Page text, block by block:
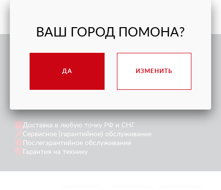
Доставка в любую точку РФ и СНГ
Сервисное (гарантийное) обслуживание
Послегарантийное обслуживание
Гарантия на технику
ВАШ ГОРОД ПОМОНА?
ДА ИЗМЕНИТЬ